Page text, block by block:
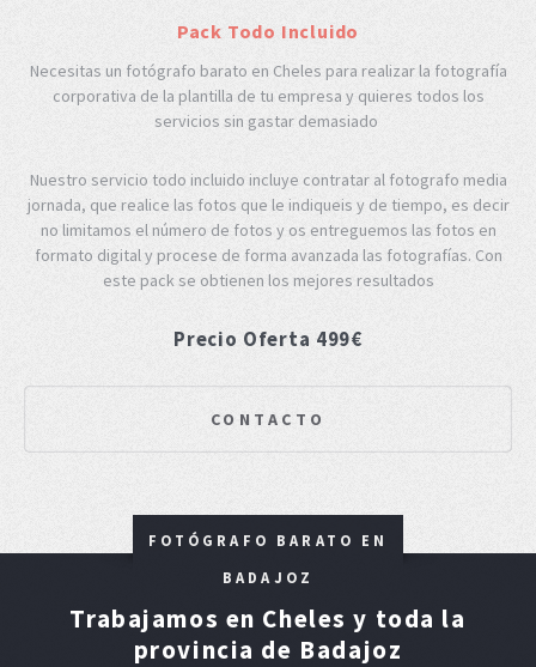
Pack Todo Incluido
Necesitas un fotógrafo barato en Cheles para realizar la fotografía
corporativa de la plantilla de tu empresa y quieres todos los
servicios sin gastar demasiado
Nuestro servicio todo incluido incluye contratar al fotografo media
jornada, que realice las fotos que le indiqueis y de tiempo, es decir
no limitamos el número de fotos y os entreguemos las fotos en
formato digital y procese de forma avanzada las fotografías. Con
este pack se obtienen los mejores resultados
Precio Oferta 499€
CONTACTO
FOTÓGRAFO BARATO EN
BADAJOZ
Trabajamos en Cheles y toda la
provincia de Badajoz